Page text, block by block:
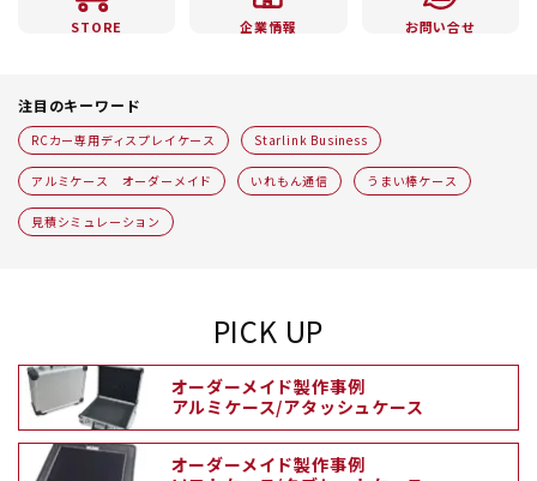
STORE 企業情報 お問い合せ
注目のキーワード
RCカー専用ディスプレイケース Starlink Business
アルミケース オーダーメイド いれもん通信 うまい棒ケース
見積シミュレーション
PICK UP
オーダーメイド製作事例
アルミケース/アタッシュケース
オーダーメイド製作事例